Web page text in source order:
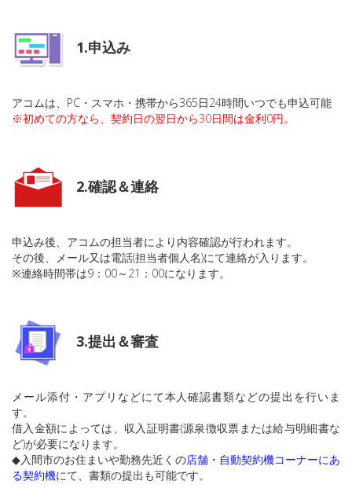
1.申込み
アコムは、PC・スマホ・携帯から365日24時間いつでも申込可能
※初めての方なら、契約日の翌日から30日間は金利0円。
2.確認＆連絡
申込み後、アコムの担当者により内容確認が行われます。
その後、メール又は電話(担当者個人名)にて連絡が入ります。
※連絡時間帯は9：00～21：00になります。
3.提出＆審査
メール添付・アプリなどにて本人確認書類などの提出を行いま
す。
借入金額によっては、収入証明書(源泉徴収票または給与明細書な
ど)が必要になります。
◆入間市のお住まいや勤務先近くの店舗・自動契約機コーナーにあ
る契約機にて、書類の提出も可能です。